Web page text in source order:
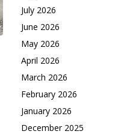
July 2026
June 2026
May 2026
April 2026
March 2026
February 2026
January 2026
December 2025